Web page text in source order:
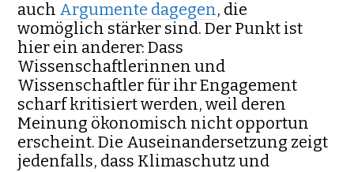
auch Argumente dagegen, die
womöglich stärker sind. Der Punkt ist
hier ein anderer: Dass
Wissenschaftlerinnen und
Wissenschaftler für ihr Engagement
scharf kritisiert werden, weil deren
Meinung ökonomisch nicht opportun
erscheint. Die Auseinandersetzung zeigt
jedenfalls, dass Klimaschutz und